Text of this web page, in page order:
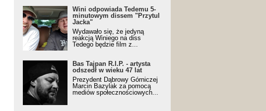
Wini odpowiada Tedemu 5-
minutowym dissem "Przytul
Jacka"
Wydawało się, że jedyną
reakcją Winiego na diss
Tedego będzie film z...
Bas Tajpan R.I.P. - artysta
odszedł w wieku 47 lat
Prezydent Dąbrowy Górniczej
Marcin Bazylak za pomocą
mediów społecznościowych...